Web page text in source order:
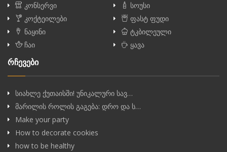
კონსერვი
სოუსი
კოქტეილები
ფასტ ფუდი
ნაყინი
ტკბილეული
ჩაი
ყავა
რჩევები
სიახლე ქუთაისში! უნიკალური სავ…
მარილის როლის გაგება: დრო და ს…
Make your party
How to decorate cookies
how to be healthy